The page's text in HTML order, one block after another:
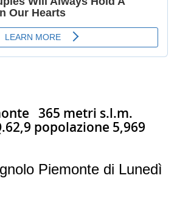
365 metri s.l.m.
popolazione 5,969
Piemonte di Lunedì